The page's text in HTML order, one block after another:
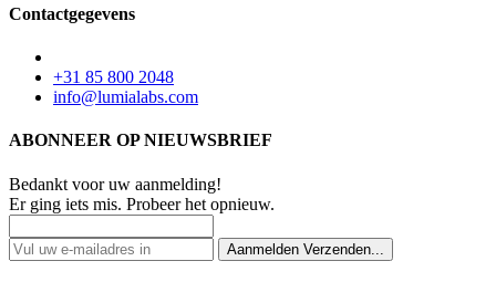
Contactgegevens
+31 85 800 2048
info@lumialabs.com
ABONNEER OP NIEUWSBRIEF
Bedankt voor uw aanmelding!
Er ging iets mis. Probeer het opnieuw.
Aanmelden Verzenden...